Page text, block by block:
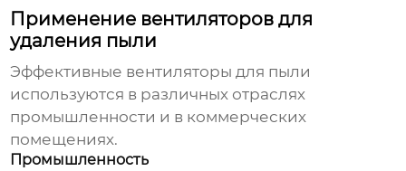
Применение вентиляторов для
удаления пыли
Эффективные вентиляторы для пыли
используются в различных отраслях
промышленности и в коммерческих
помещениях.
Промышленность